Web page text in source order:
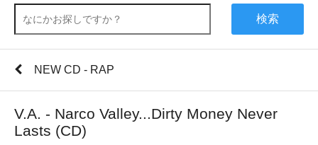
検索
NEW CD - RAP
V.A. - Narco Valley...Dirty Money Never
Lasts (CD)